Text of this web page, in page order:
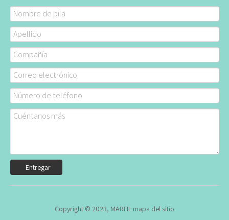
Entregar
Copyright © 2023, MARFIL mapa del sitio